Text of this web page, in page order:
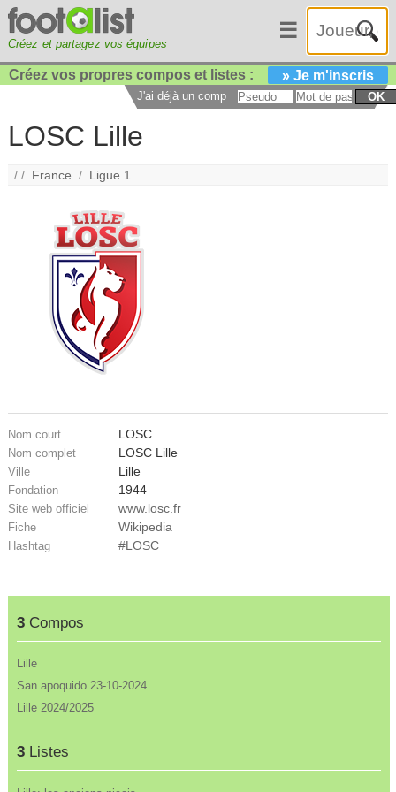
Créez et partagez vos équipes
☰
Créez vos propres compos et listes : » Je m'inscris
J'ai déjà un compte : OK
LOSC Lille
/ / France / Ligue 1
Nom court LOSC
Nom complet LOSC Lille
Ville Lille
Fondation 1944
Site web officiel www.losc.fr
Fiche Wikipedia
Hashtag #LOSC
3Compos
Lille
San apoquido 23-10-2024
Lille 2024/2025
3Listes